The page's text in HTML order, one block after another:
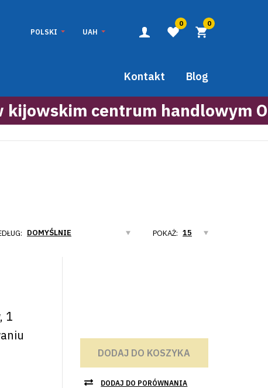
POLSKI UAH
0 0
Blog
Kontakt
kijowskim centrum handlowym
POKAŻ:
1
DODAJ DO KOSZYKA
DODAJ DO PORÓWNANIA